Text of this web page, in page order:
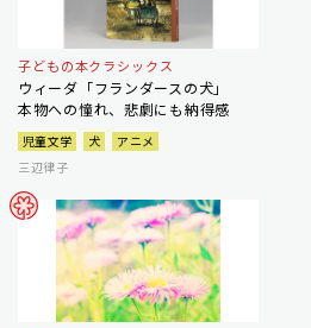
子どもの本クラシックス
ウィーダ「フランダースの犬」
本物への憧れ、悲劇にも納得感
児童文学 犬
アニメ
三辺律子